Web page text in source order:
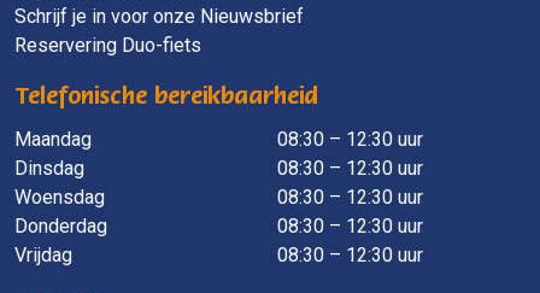
Schrijf je in voor onze Nieuwsbrief
Reservering Duo-fiets
Telefonische bereikbaarheid
Maandag
​ 08:30 – 12:30 uur
Dinsdag
08:30 – 12:30 uur
Woensdag
08:30 – 12:30 uur
Donderdag
08:30 – 12:30 uur
Vrijdag
08:30 – 12:30 uur